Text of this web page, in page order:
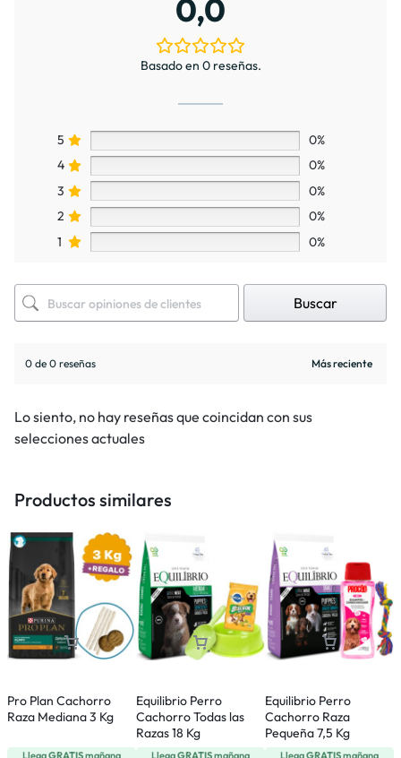
0,0
Basado en 0 reseñas.
5
0%
4
0%
3
0%
2
0%
1
0%
Buscar
0 de 0 reseñas
Lo siento, no hay reseñas que coincidan con sus
selecciones actuales
Productos similares
Pro Plan Cachorro
Raza Mediana 3 Kg
LlegaGRATISmañana
Equilibrio Perro
Cachorro Todas las
Razas 18 Kg
LlegaGRATISmañana
Equilibrio Perro
Cachorro Raza
Pequeña 7,5 Kg
LlegaGRATISmañana